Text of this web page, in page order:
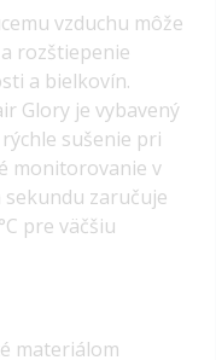
vzduchu môže
rozštiepenie
a bielkovín.
Glory je vybavený
sušenie pri
monitorovanie v
sekundu zaručuje
pre väčšiu
materiálom